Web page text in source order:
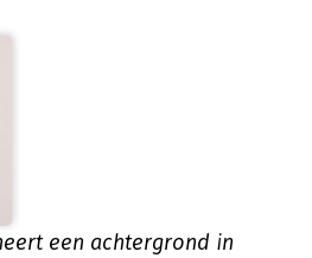
een achtergrond in